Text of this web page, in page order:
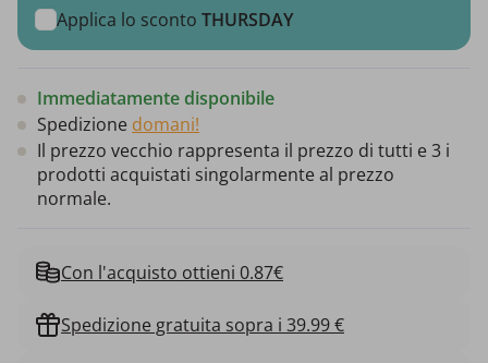
Applica lo sconto THURSDAY
Immediatamente disponibile
Spedizione domani!
Il prezzo vecchio rappresenta il prezzo di tutti e 3 i
prodotti acquistati singolarmente al prezzo
normale.
Con l'acquisto ottieni 0.87€
Spedizione gratuita sopra i 39.99 €